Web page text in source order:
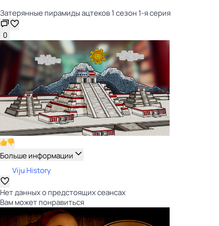
Затерянные пирамиды ацтеков 1 сезон 1-я серия
0
Больше информации
Viju History
Нет данных о предстоящих сеансах
Вам может понравиться